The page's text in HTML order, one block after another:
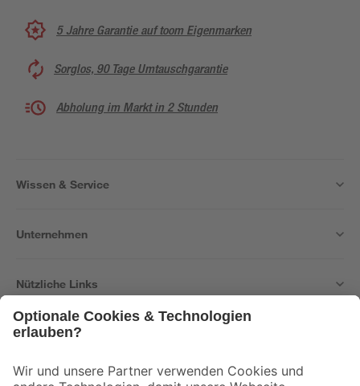
5 Jahre Garantie auf toom Eigenmarken
Sorglos, 90 Tage Umtauschgarantie
Abholung im Markt in 2 Stunden
Wissen & Service
Unternehmen
Nützliche Links
Der toom Newsletter: Keine Angebote und Aktionen mehr verpassen!